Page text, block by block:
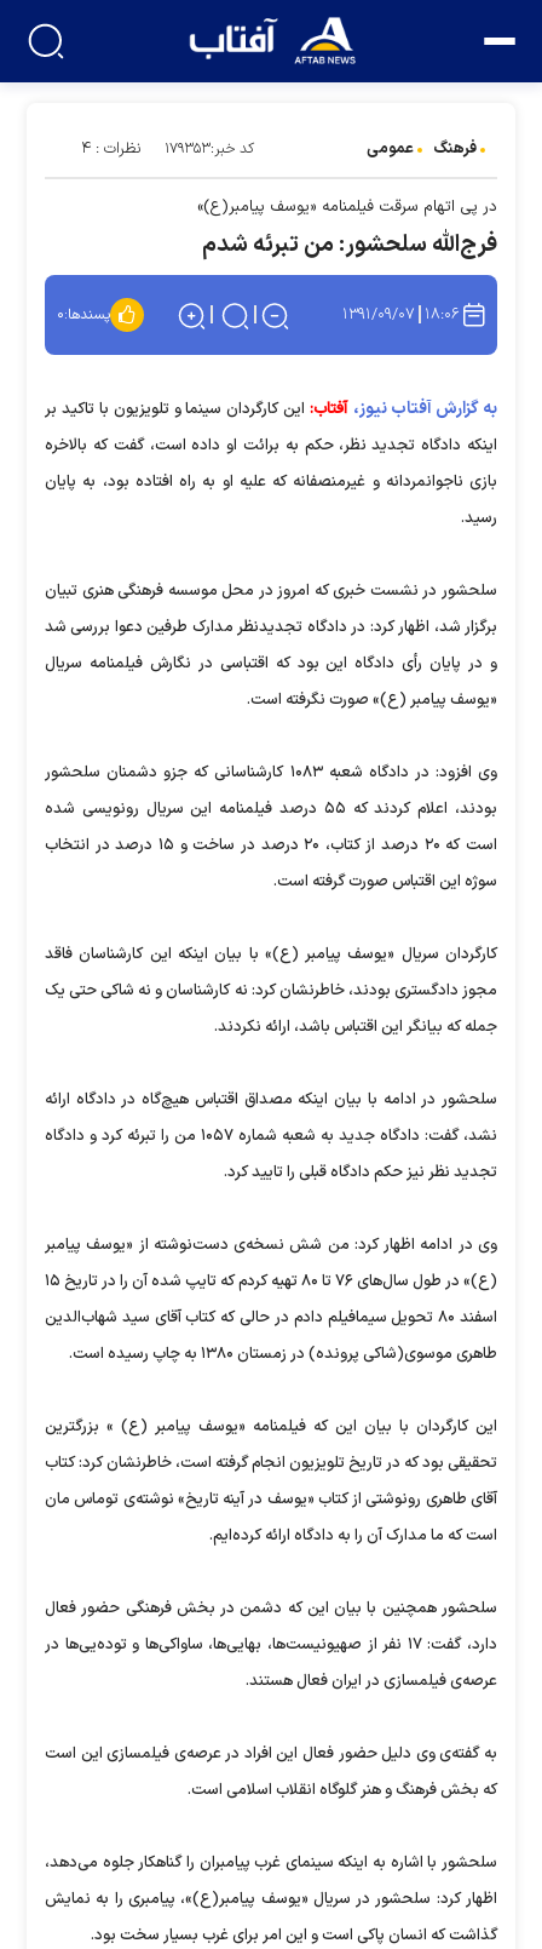
فرهنگ عمومی کد خبر:۱۷۹۳۵۳ نظرات : ۴
در پی اتهام سرقت فیلمنامه «یوسف پیامبر(ع)»
فرج‌الله سلحشور: من تبرئه شدم
۱۸:۰۶ ۱۳۹۱/۰۹/۰۷ پسندها:۰
به گزارش آفتاب نیوز، آفتاب: این کارگردان سینما و تلویزیون با تاکید بر
اینکه دادگاه تجدید نظر، حکم به برائت او داده است، گفت که بالاخره
بازی ناجوانمردانه و غیرمنصفانه که علیه‌ او به راه افتاده بود، به پایان
رسید.
سلحشور در نشست خبری که امروز در محل موسسه فرهنگی هنری تبیان
برگزار شد، اظهار کرد: در دادگاه تجدیدنظر مدارک طرفین دعوا بررسی شد
و در پایان رأی دادگاه این بود که اقتباسی در نگارش فیلمنامه سریال
«یوسف پیامبر (ع)» صورت نگرفته است.
وی افزود: در دادگاه شعبه ۱۰۸۳ کارشناسانی که جزو دشمنان سلحشور
بودند، اعلام کردند که ۵۵ درصد فیلمنامه این سریال رونویسی شده
است که ۲۰ درصد از کتاب، ۲۰ درصد در ساخت و ۱۵ درصد در انتخاب
سوژه این اقتباس صورت گرفته است.
کارگردان سریال «یوسف پیامبر (ع)» با بیان اینکه این کارشناسان فاقد
مجوز دادگستری بودند، خاطرنشان کرد: نه کارشناسان و نه شاکی حتی یک
جمله که بیانگر این اقتباس باشد، ارائه نکردند.
سلحشور در ادامه با بیان اینکه مصداق اقتباس هیچ‌گاه در دادگاه ارائه
نشد، گفت: دادگاه جدید به شعبه شماره ۱۰۵۷ من را تبرئه کرد و دادگاه
تجدید نظر نیز حکم دادگاه قبلی را تایید کرد.
وی در ادامه اظهار کرد: من شش نسخه‌ی دست‌نوشته از «یوسف پیامبر
(ع)» در طول سال‌های ۷۶ تا ۸۰ تهیه کردم که تایپ شده آن را در تاریخ ۱۵
اسفند ۸۰ تحویل سیمافیلم دادم در حالی که کتاب آقای سید شهاب‌الدین
طاهری موسوی(شاکی پرونده) در زمستان ۱۳۸۰ به چاپ رسیده است.
این کارگردان با بیان این که فیلمنامه «یوسف پیامبر (ع) » بزرگترین
تحقیقی بود که در تاریخ تلویزیون انجام گرفته است، خاطرنشان کرد: کتاب
آقای طاهری رونوشتی از کتاب «یوسف در آینه تاریخ» نوشته‌ی توماس مان
است که ما مدارک آن را به دادگاه ارائه کرده‌ایم.
سلحشور همچنین با بیان این که دشمن در بخش فرهنگی حضور فعال
دارد، گفت: ۱۷ نفر از صهیونیست‌ها، بهایی‌ها، ساواکی‌ها و توده‌یی‌ها در
عرصه‌ی فیلمسازی در ایران فعال هستند.
به گفته‌ی وی دلیل حضور فعال این افراد در عرصه‌ی فیلمسازی این است
که بخش فرهنگ و هنر گلوگاه انقلاب اسلامی است.
سلحشور با اشاره به اینکه سینمای غرب پیامبران را گناهکار جلوه می‌دهد،
اظهار کرد: سلحشور در سریال «یوسف پیامبر(ع)»، پیامبری را به نمایش
گذاشت که انسان پاکی است و این امر برای غرب بسیار سخت بود.